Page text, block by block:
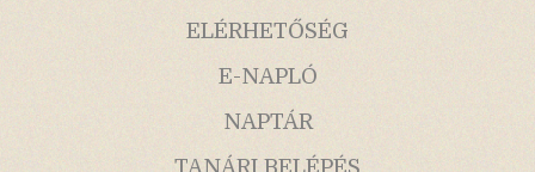
ELÉRHETŐSÉG
E-NAPLÓ
NAPTÁR